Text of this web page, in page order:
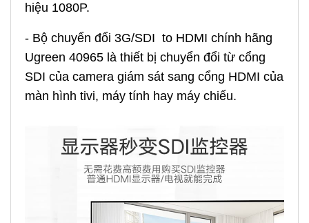
hiệu 1080P.
- Bộ chuyển đổi 3G/SDI to HDMI chính hãng
Ugreen 40965 là thiết bị chuyển đổi từ cổng
SDI của camera giám sát sang cổng HDMI của
màn hình tivi, máy tính hay máy chiếu.